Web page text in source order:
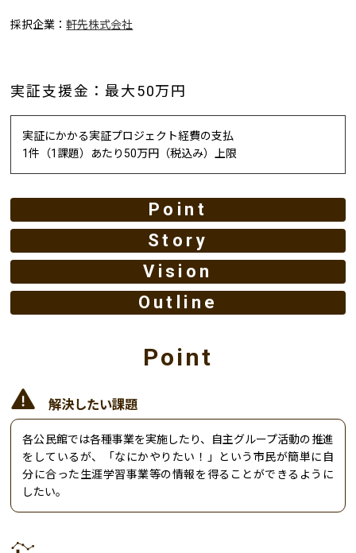
採択企業 軒先株式会社
実証支援金：最大50万円
実証にかかる実証プロジェクト経費の支払
1件（1課題）あたり50万円（税込み）上限
Point
Story
Vision
Outline
Point
解決したい課題
各公民館では各種事業を実施したり、自主グループ活動の推進
をしているが、「なにかやりたい！」という市民が簡単に自
分に合った生涯学習事業等の情報を得ることができるように
したい。